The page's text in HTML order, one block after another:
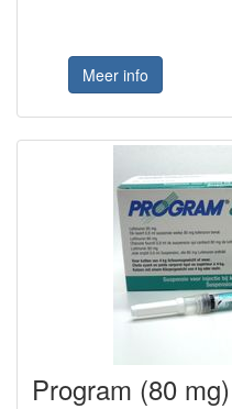
Meer info
Program (80 mg)